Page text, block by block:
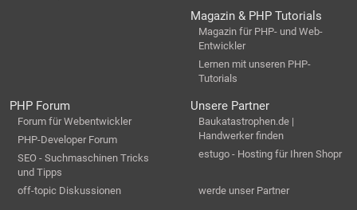
Magazin & PHP Tutorials
Magazin für PHP- und Web-
Entwickler
Lernen mit unseren PHP-
Tutorials
PHP Forum
Forum für Webentwickler
PHP-Developer Forum
SEO - Suchmaschinen Tricks
und Tipps
off-topic Diskussionen
Unsere Partner
Baukatastrophen.de |
Handwerker finden
estugo - Hosting für Ihren Shopr
werde unser Partner